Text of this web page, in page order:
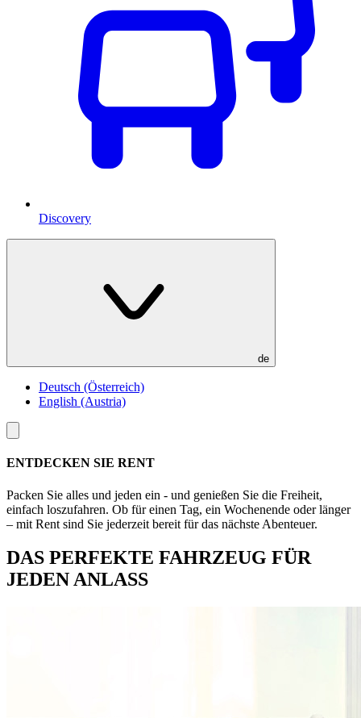
Discovery
de
Deutsch (Österreich)
English (Austria)
Toggle
ENTDECKEN SIE RENT
Packen Sie alles und jeden ein - und genießen Sie die Freiheit,
einfach loszufahren. Ob für einen Tag, ein Wochenende oder länger
– mit Rent sind Sie jederzeit bereit für das nächste Abenteuer.
DAS PERFEKTE FAHRZEUG FÜR
JEDEN ANLASS